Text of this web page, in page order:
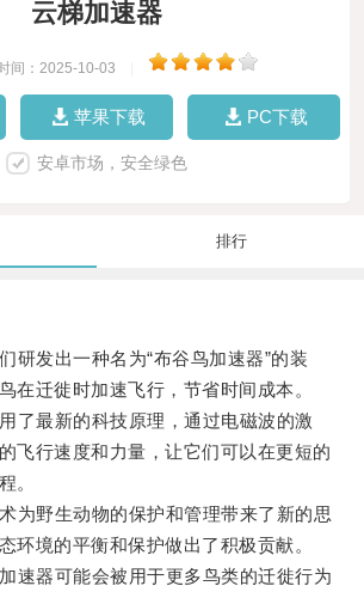
云梯加速器
间：2025-10-03
苹果下载 PC下载
安卓市场，安全绿色
排行
发出一种名为“布谷鸟加速器”的装
在迁徙时加速飞行，节省时间成本。
最新的科技原理，通过电磁波的激
飞行速度和力量，让它们可以在更短的
。
野生动物的保护和管理带来了新的思
环境的平衡和保护做出了积极贡献。
器可能会被用于更多鸟类的迁徙行为